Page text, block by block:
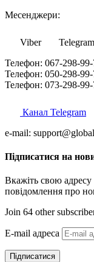
Месенджери:
Viber
Телефон: 067-298-
Телефон: 050-298-
Телефон: 073-298-
Канал Telegram
e-mail:
Підписатися на
Вкажіть свою
повідомлення про
Join 64 other
E-mail адреса
Підписатися